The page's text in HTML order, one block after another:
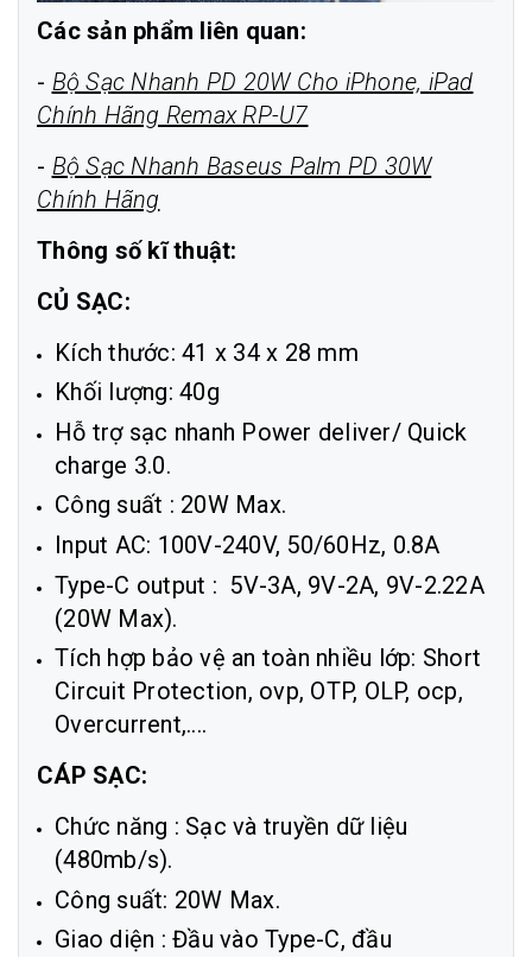
Các sản phẩm liên quan:
- Bộ Sạc Nhanh PD 20W Cho iPhone, iPad
Chính Hãng Remax RP-U7
- Bộ Sạc Nhanh Baseus Palm PD 30W
Chính Hãng
Thông số kĩ thuật:
CỦ SẠC:
Kích thước: 41 x 34 x 28 mm
Khối lượng: 40g
Hỗ trợ sạc nhanh Power deliver/ Quick
charge 3.0.
Công suất : 20W Max.
Input AC: 100V-240V, 50/60Hz, 0.8A
Type-C output : 5V-3A, 9V-2A, 9V-2.22A
(20W Max).
Tích hợp bảo vệ an toàn nhiều lớp: Short
Circuit Protection, ovp, OTP, OLP, ocp,
Overcurrent,....
CÁP SẠC:
Chức năng : Sạc và truyền dữ liệu
(480mb/s).
Công suất: 20W Max.
Giao diện : Đầu vào Type-C, đầu